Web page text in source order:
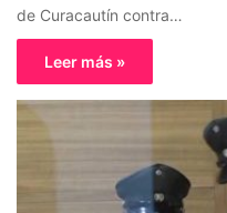
de Curacautín contra…
Leer más »